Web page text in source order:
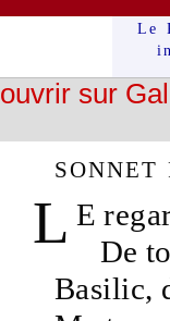
Le
ouvrir sur
sonnet
L E
De
Basilic,